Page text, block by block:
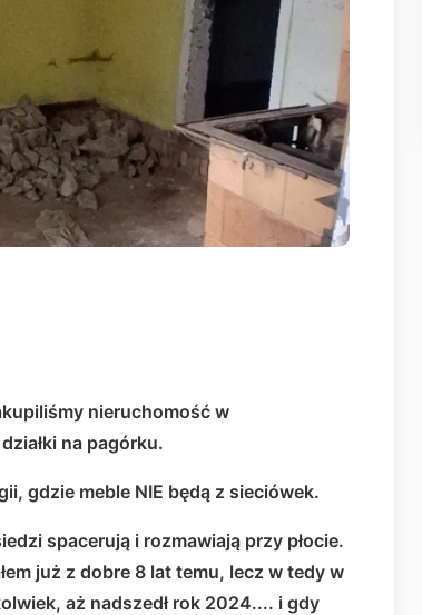
nieruchomość w
na pagórku.
gdzie meble NIE będą z sieciówek.
spacerują i rozmawiają przy płocie.
już z dobre 8 lat temu, lecz w tedy w
aż nadszedł rok 2024.... i gdy